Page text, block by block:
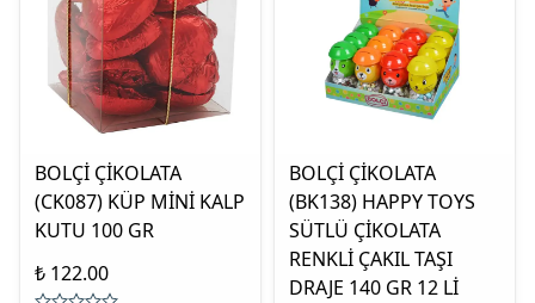
BOLÇİ ÇİKOLATA
(CK087) KÜP MİNİ KALP
KUTU 100 GR
₺ 122.00
BOLÇİ ÇİKOLATA
(BK138) HAPPY TOYS
SÜTLÜ ÇİKOLATA
RENKLİ ÇAKIL TAŞI
DRAJE 140 GR 12 Lİ